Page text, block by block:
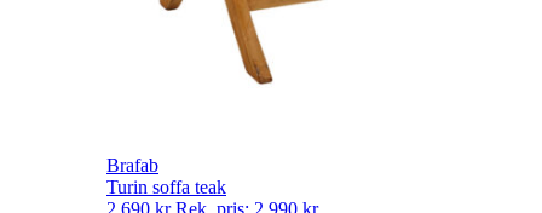
Brafab
Turin soffa teak
2 690 kr Rek. pris: 2 990 kr